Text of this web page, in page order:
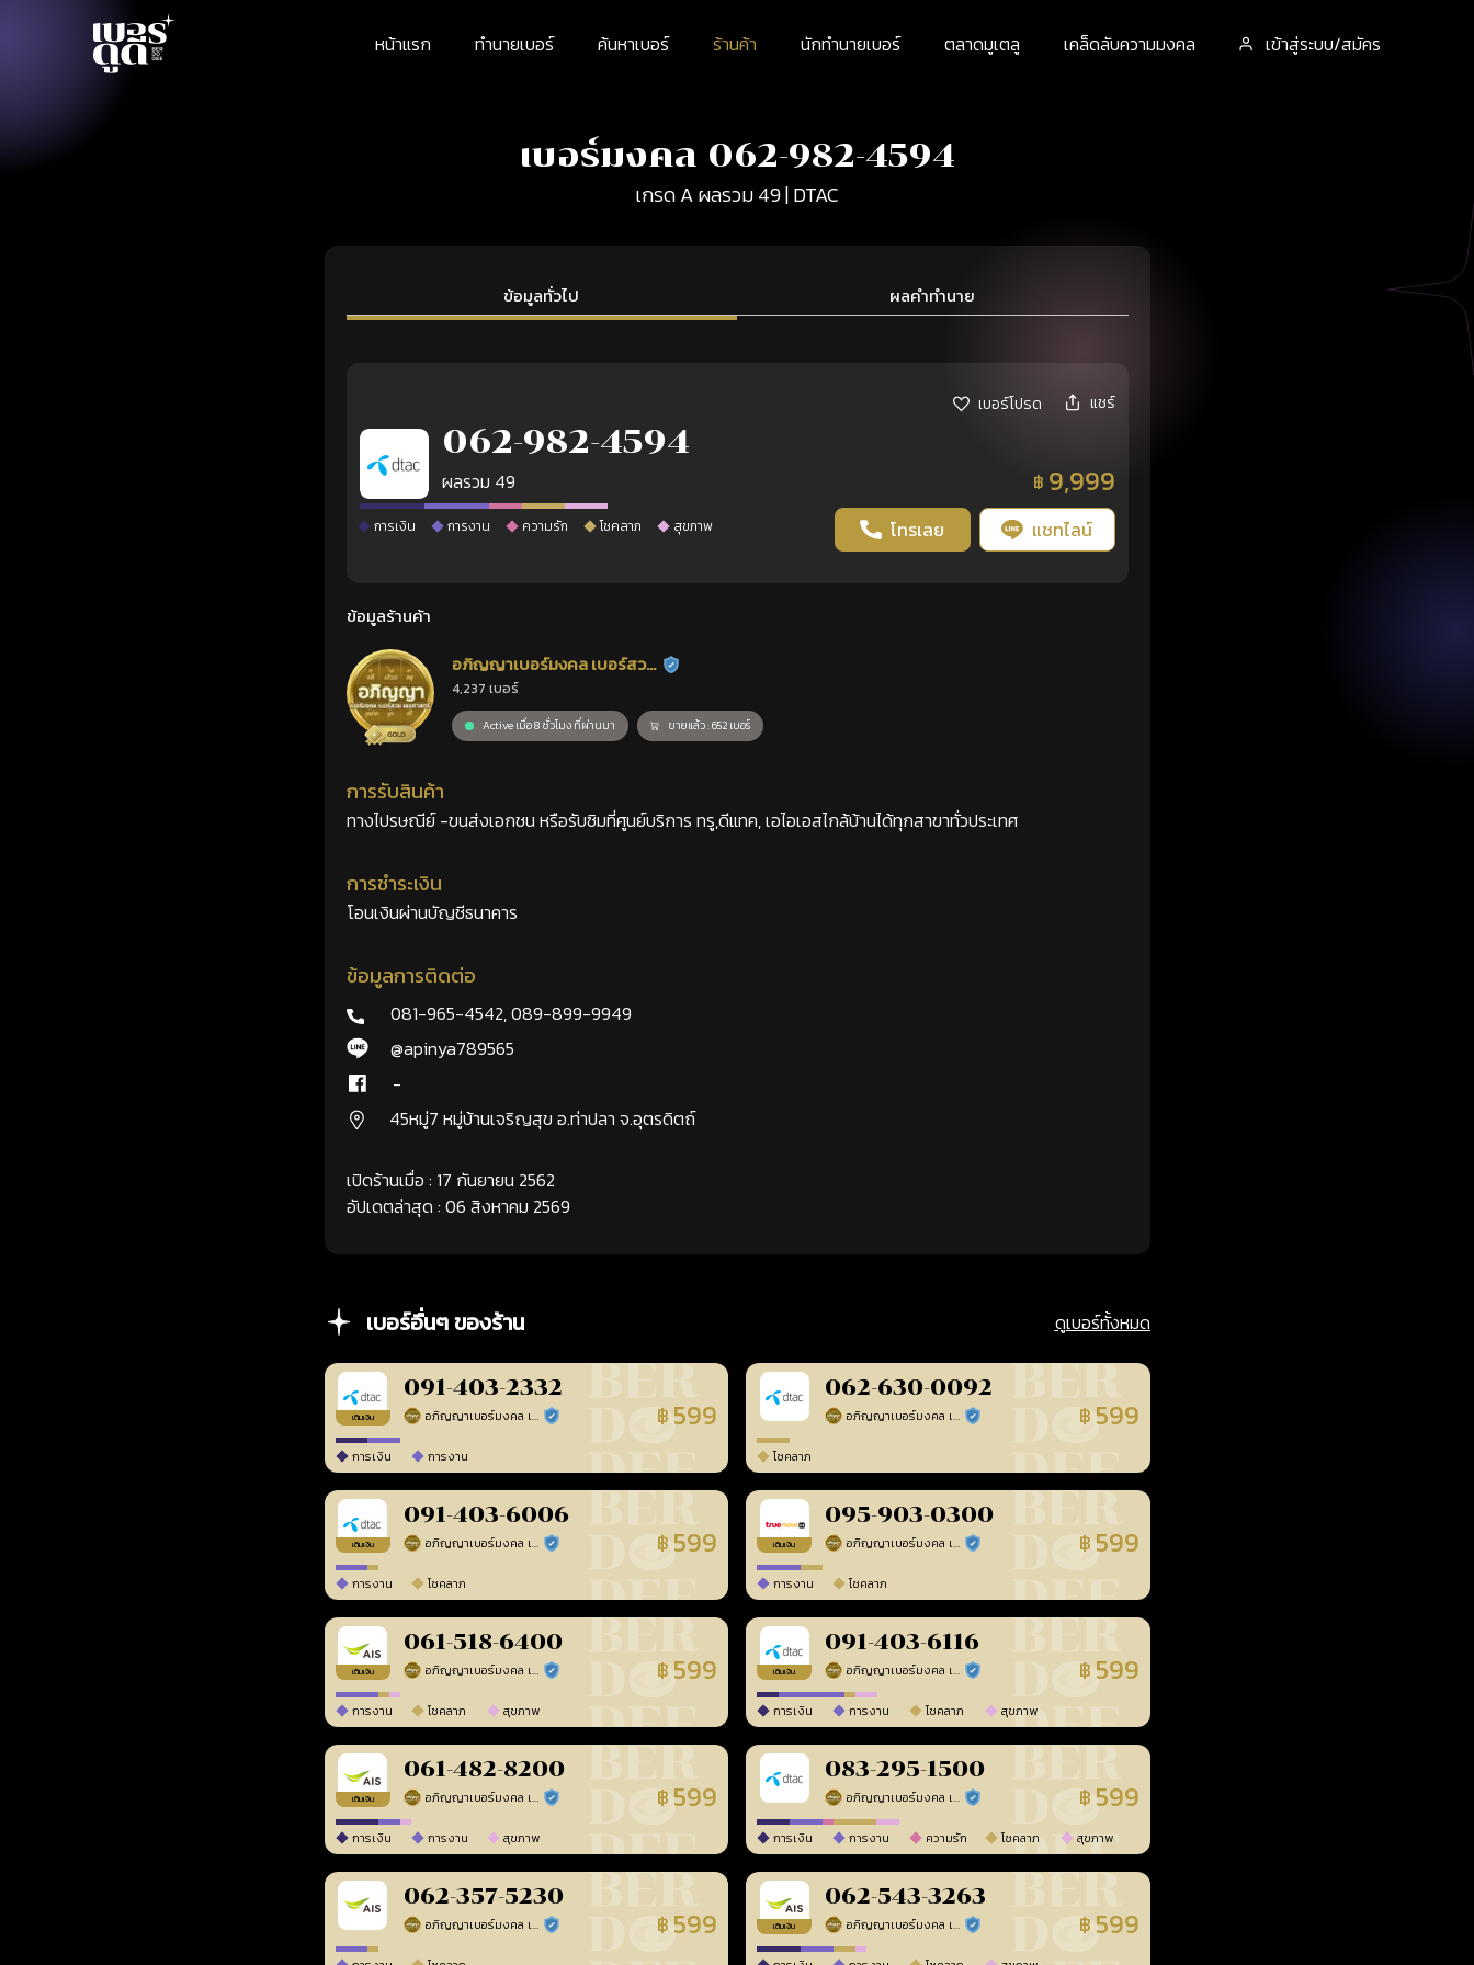
หน้าแรก ทำนายเบอร์ ค้นหาเบอร์ ร้านค้า นักทำนายเบอร์ ตลาดมูเตลู เคล็ดลับความมงคล เข้าสู่ระบบ/สมัคร
เบอร์มงคล 062-982-4594
เกรด A ผลรวม 49 | DTAC
ข้อมูลทั่วไป ผลคำทำนาย
เบอร์โปรด แชร์
062-982-4594
ผลรวม 49 ฿ 9,999
การเงิน การงาน ความรัก โชคลาภ สุขภาพ โทรเลย แชทไลน์
ข้อมูลร้านค้า
อภิญญาเบอร์มงคล เบอร์สวย
เลขศาสตร์
ร้านยืนยันแล้ว
4,237 เบอร์
Active เมื่อ 8 ชั่วโมง ที่ผ่านมา ขายแล้ว : 652 เบอร์
การรับสินค้า
ทางไปรษณีย์ -ขนส่งเอกชน หรือรับซิมที่ศูนย์บริการ ทรู,ดีแทค, เอไอเอสไกล้บ้านได้ทุกสาขาทั่วประเทศ
การชำระเงิน
โอนเงินผ่านบัญชีธนาคาร
ข้อมูลการติดต่อ
081-965-4542,089-899-9949
@apinya789565
-
45หมู่7 หมู่บ้านเจริญสุข อ.ท่าปลา จ.อุตรดิตถ์
เปิดร้านเมื่อ : 17 กันยายน 2562
อัปเดตล่าสุด : 06 สิงหาคม 2569
เบอร์อื่นๆ ของร้าน ดูเบอร์ทั้งหมด
เติมเงิน
091-403-2332
อภิญญาเบอร์มงคล เบอร์สวยเลขศาสตร์ ร้านยืนยันแล้ว ฿ 599
การเงิน การงาน
062-630-0092
อภิญญาเบอร์มงคล เบอร์สวยเลขศาสตร์ ร้านยืนยันแล้ว ฿ 599
โชคลาภ
เติมเงิน
091-403-6006
อภิญญาเบอร์มงคล เบอร์สวยเลขศาสตร์ ร้านยืนยันแล้ว ฿ 599
การงาน โชคลาภ
เติมเงิน
095-903-0300
อภิญญาเบอร์มงคล เบอร์สวยเลขศาสตร์ ร้านยืนยันแล้ว ฿ 599
การงาน โชคลาภ
เติมเงิน
061-518-6400
อภิญญาเบอร์มงคล เบอร์สวยเลขศาสตร์ ร้านยืนยันแล้ว ฿ 599
การงาน โชคลาภ สุขภาพ
เติมเงิน
091-403-6116
อภิญญาเบอร์มงคล เบอร์สวยเลขศาสตร์ ร้านยืนยันแล้ว ฿ 599
การเงิน การงาน โชคลาภ สุขภาพ
เติมเงิน
061-482-8200
อภิญญาเบอร์มงคล เบอร์สวยเลขศาสตร์ ร้านยืนยันแล้ว ฿ 599
การเงิน การงาน สุขภาพ
083-295-1500
อภิญญาเบอร์มงคล เบอร์สวยเลขศาสตร์ ร้านยืนยันแล้ว ฿ 599
การเงิน การงาน ความรัก โชคลาภ สุขภาพ
062-357-5230
อภิญญาเบอร์มงคล เบอร์สวยเลขศาสตร์ ร้านยืนยันแล้ว ฿ 599 เติมเงิน
062-543-3263
อภิญญาเบอร์มงคล เบอร์สวยเลขศาสตร์ ร้านยืนยันแล้ว ฿ 599